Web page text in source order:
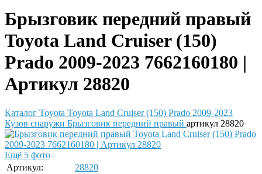
Брызговик передний правый
Toyota Land Cruiser (150)
Prado 2009-2023 7662160180 |
Артикул 28820
Каталог Toyota Toyota Land Cruiser (150) Prado 2009-2023
Кузов снаружи Брызговик передний правый артикул 28820
Ещё 5 фото
Артикул:
28820